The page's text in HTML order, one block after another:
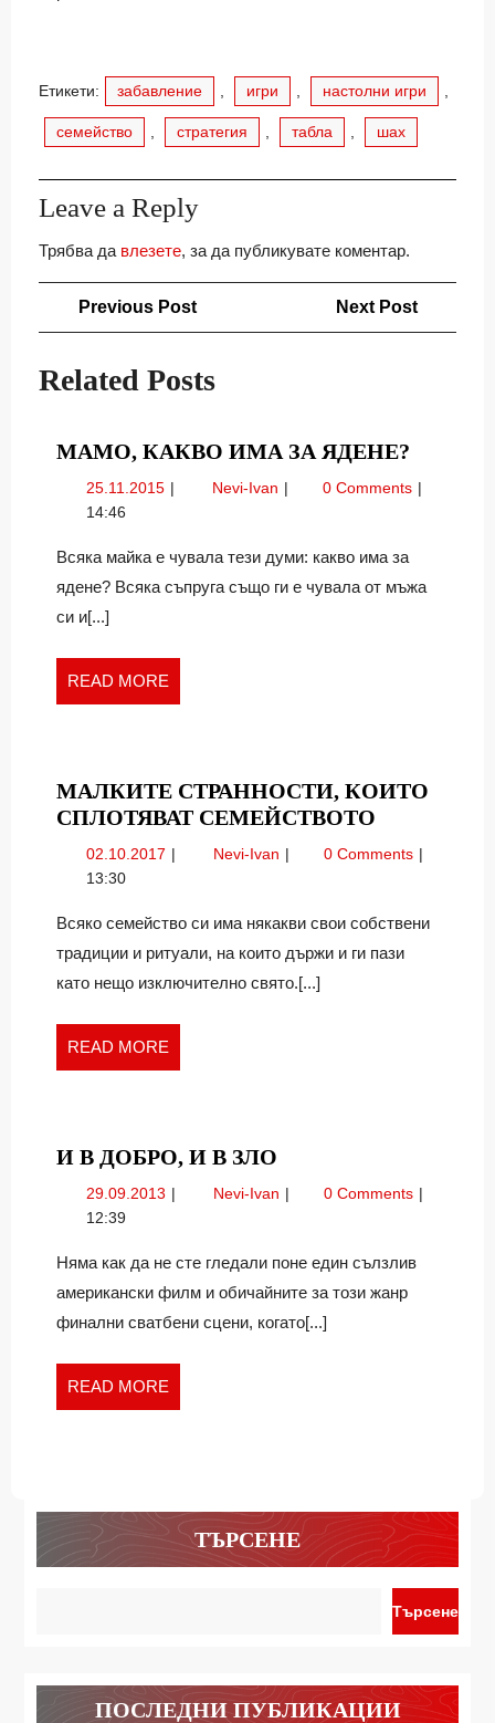
Етикети: забавление игри настолни игри
семейство стратегия табла шах
Leave a Reply
Трябва да влезете, за да публикувате коментар.
Навигация
Previous PostPrevious
Next Post
Related Posts
МАМО, КАКВО ИМА ЗА ЯДЕНЕ?
КАКВО
ИМА
25.11.2015 25.11.2015Nevi-Ivan Мамо,
за
0 Comments
14:46
Всяка майка е чувала тези думи: какво има за
ядене? Всяка съпруга също ги е чувала от мъжа
си и[...]
READ MORE
MORE
МАЛКИТЕ СТРАННОСТИ, КОИТО
СПЛОТЯВАТ СЕМЕЙСТВОТО
КОИТО
02.10.2017 02.10.2017Nevi-Ivan Малките
сплотяват
0 Comments
13:30
Всяко семейство си има някакви свои собствени
традиции и ритуали, на които държи и ги пази
като нещо изключително свято.[...]
READ MORE
MORE
И В ДОБРО, И В ЗЛО
В
ДОБРО,
В
ЗЛО
29.09.2013 29.09.2013Nevi-Ivan И
и
0 Comments
12:39
Няма как да не сте гледали поне един сълзлив
американски филм и обичайните за този жанр
финални сватбени сцени, когато[...]
READ MORE
MORE
ТЪРСЕНЕ
Търсене
ПОСЛЕДНИ ПУБЛИКАЦИИ